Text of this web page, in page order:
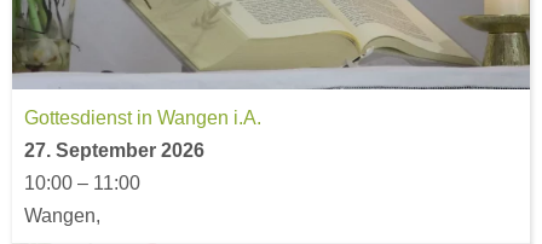
Gottesdienst in Wangen i.A.
27. September 2026
10:00 – 11:00
Wangen,